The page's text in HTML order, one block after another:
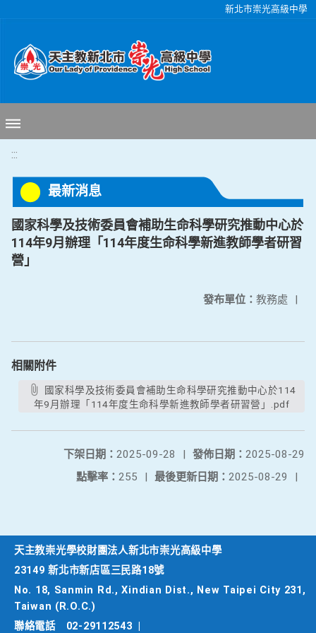
新北市崇光高級中學
:::
最新消息
國家科學及技術委員會補助生命科學研究推動中心於
114年9月辦理「114年度生命科學新進教師學者研習
營」
發布單位： 教務處 |
相關附件
年9月辦理「114年度生命科學新進教師學者研習營」.pdf
發佈日期： 2025-08-29
下架日期： 2025-09-28
|
最後更新日期： 2025-08-29 |
點擊率： 255 |
天主教崇光學校財團法人新北市崇光高級中學
23149 新北市新店區三民路18號
No. 18, Sanmin Rd., Xindian Dist., New Taipei City 231,
Taiwan (R.O.C.)
聯絡電話
02-29112543